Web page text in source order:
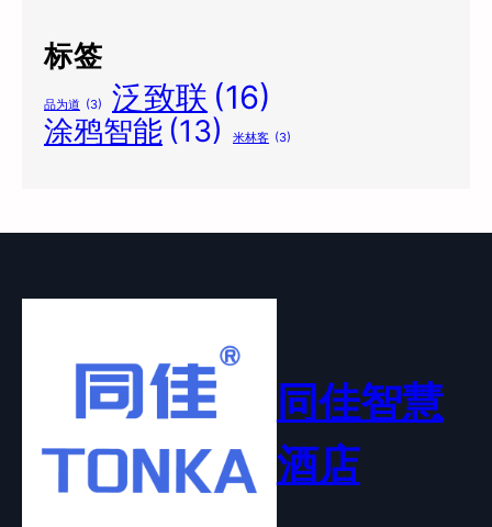
标签
品为道 (3) 泛致联 (16)
涂鸦智能 (13) 米林客 (3)
同佳智慧
酒店